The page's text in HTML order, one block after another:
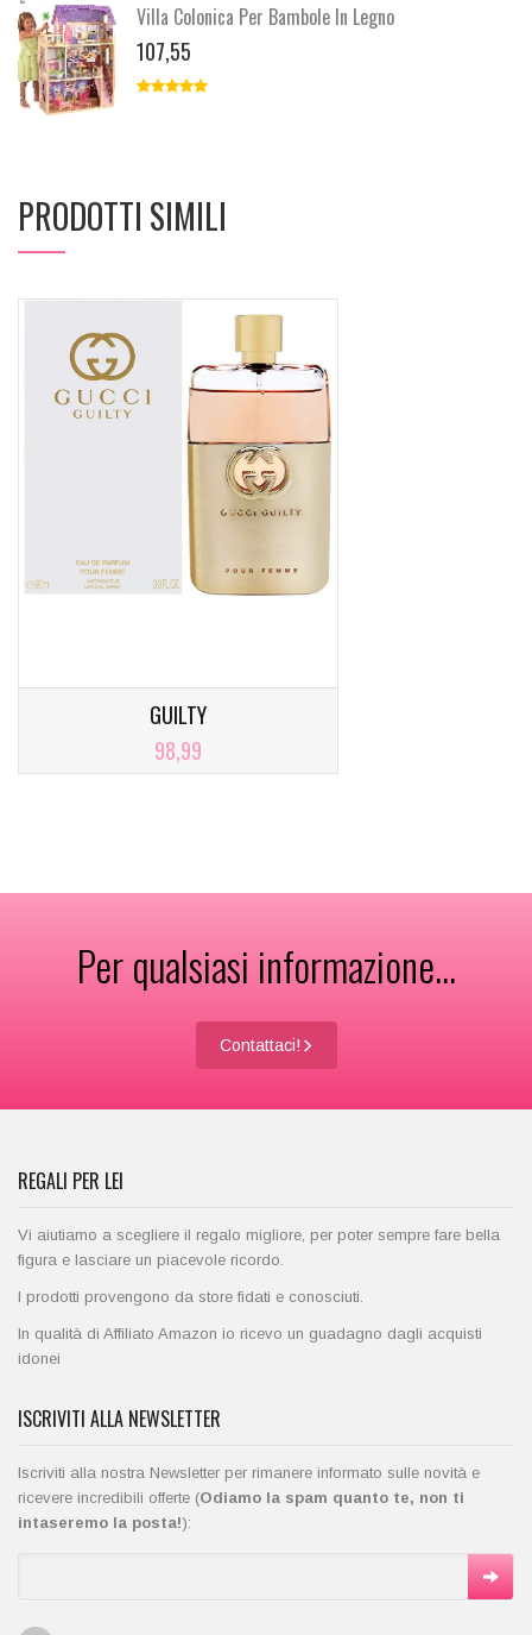
Villa Colonica Per Bambole In Legno
107,55
PRODOTTI SIMILI
GUILTY
98,99
Per qualsiasi informazione...
Contattaci!
REGALI PER LEI
Vi aiutiamo a scegliere il regalo migliore, per poter sempre fare bella
figura e lasciare un piacevole ricordo.
I prodotti provengono da store fidati e conosciuti.
In qualità di Affiliato Amazon io ricevo un guadagno dagli acquisti
idonei
ISCRIVITI ALLA NEWSLETTER
Iscriviti alla nostra Newsletter per rimanere informato sulle novità e
ricevere incredibili offerte (Odiamo la spam quanto te, non ti
intaseremo la posta!):